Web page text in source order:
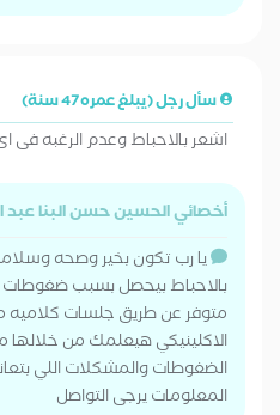
سأل رجل (يبلغ عمره 47 سنة)
اشعر بالاحباط وعدم الرغبه فى
أخصائي الحسين حسن البنا عبد
يا رب تكون بخير وصحه
بالاحباط بيحصل بسبب
متوفر عن طريق جلسات كلاميه
الاكلينيكي هيعلمك من
الضغوطات والمشكلات اللي
المعلومات يرجى التواصل